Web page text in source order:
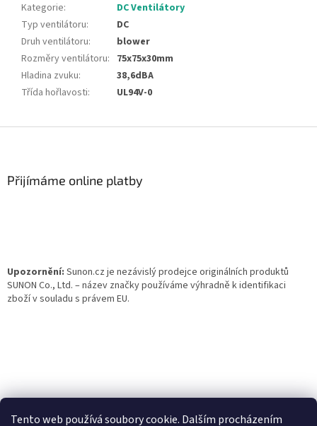
Tento web používá soubory cookie. Dalším procházením
Kategorie:
DC Ventilátory
Typ ventilátoru:
DC
Druh ventilátoru:
blower
Rozměry ventilátoru: 75x75x30mm
Hladina zvuku:
38,6dBA
Třída hořlavosti: UL94V-0
Přijímáme online platby
Upozornění: Sunon.cz je nezávislý prodejce originálních produktů
SUNON Co., Ltd. – název značky používáme výhradně k identifikaci
zboží v souladu s právem EU.